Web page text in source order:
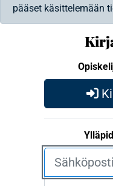
pääset käsittelemään